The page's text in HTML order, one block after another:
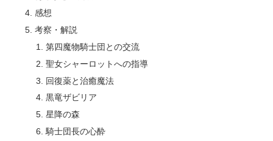
感想
考察・解説
第四魔物騎士団との交流
聖女シャーロットへの指導
回復薬と治癒魔法
黒竜ザビリア
星降の森
騎士団長の心酔